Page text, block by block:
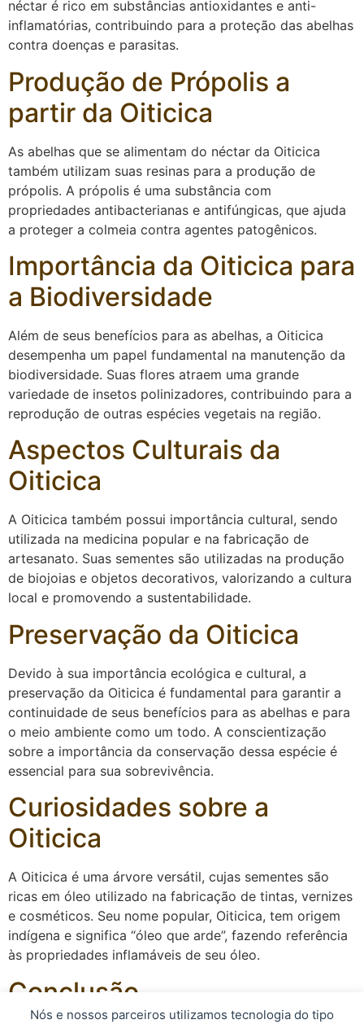
Nós e nossos parceiros utilizamos tecnologia do tipo
néctar é rico em substâncias antioxidantes e anti-
inflamatórias, contribuindo para a proteção das abelhas
contra doenças e parasitas.
Produção de Própolis a
partir da Oiticica
As abelhas que se alimentam do néctar da Oiticica
também utilizam suas resinas para a produção de
própolis. A própolis é uma substância com
propriedades antibacterianas e antifúngicas, que ajuda
a proteger a colmeia contra agentes patogênicos.
Importância da Oiticica para
a Biodiversidade
Além de seus benefícios para as abelhas, a Oiticica
desempenha um papel fundamental na manutenção da
biodiversidade. Suas flores atraem uma grande
variedade de insetos polinizadores, contribuindo para a
reprodução de outras espécies vegetais na região.
Aspectos Culturais da
Oiticica
A Oiticica também possui importância cultural, sendo
utilizada na medicina popular e na fabricação de
artesanato. Suas sementes são utilizadas na produção
de biojoias e objetos decorativos, valorizando a cultura
local e promovendo a sustentabilidade.
Preservação da Oiticica
Devido à sua importância ecológica e cultural, a
preservação da Oiticica é fundamental para garantir a
continuidade de seus benefícios para as abelhas e para
o meio ambiente como um todo. A conscientização
sobre a importância da conservação dessa espécie é
essencial para sua sobrevivência.
Curiosidades sobre a
Oiticica
A Oiticica é uma árvore versátil, cujas sementes são
ricas em óleo utilizado na fabricação de tintas, vernizes
e cosméticos. Seu nome popular, Oiticica, tem origem
indígena e significa “óleo que arde”, fazendo referência
às propriedades inflamáveis de seu óleo.
Conclusão